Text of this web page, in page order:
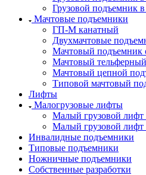
Грузовой подъемник
Мачтовые подъемники
ГП-М канатный
Двухмачтовые
Мачтовый
Мачтовый
Мачтовый цепной
Типовой мачтовый
Лифты
Малогрузовые лифты
Малый грузовой лифт
Малый грузовой лифт
Инвалидные подъемники
Типовые подъемники
Ножничные подъемники
Собственные разработки